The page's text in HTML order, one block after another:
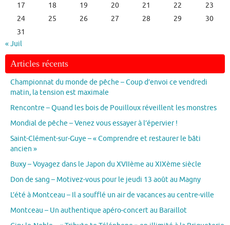
17
18 19 20 21 22
23
24
25 26 27 28 29
30
31
« Juil
Articles récents
Championnat du monde de pêche – Coup d’envoi ce vendredi
matin, la tension est maximale
Rencontre – Quand les bois de Pouilloux réveillent les monstres
Mondial de pêche – Venez vous essayer à l’épervier !
Saint-Clément-sur-Guye – « Comprendre et restaurer le bâti
ancien »
Buxy – Voyagez dans le Japon du XVIIème au XIXème siècle
Don de sang – Motivez-vous pour le jeudi 13 août au Magny
L’été à Montceau – Il a soufflé un air de vacances au centre-ville
Montceau – Un authentique apéro-concert au Baraillot